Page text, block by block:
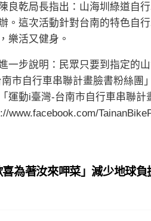
良乾局長指出：山海圳綠道自
。這次活動針對台南的特色自
樂活又健身。
一步說明：民眾只要到指定的
市自行車串聯計畫臉書粉絲團
運動i臺灣-台南市自行車串聯計
www.facebook.com/
喜為著汝來呷菜」減少地球負